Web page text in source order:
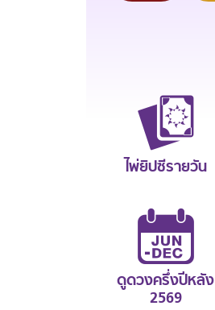
ไพ่ยิปซีรายวัน
ดูดวงครึ่งปีหลัง
2569